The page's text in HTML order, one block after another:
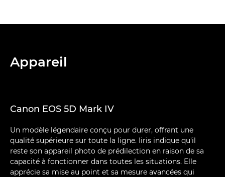
Appareil
Canon EOS 5D Mark IV
Un modèle légendaire conçu pour durer, offrant une
qualité supérieure sur toute la ligne. Iiris indique qu'il
reste son appareil photo de prédilection en raison de sa
capacité à fonctionner dans toutes les situations. Elle
apprécie sa mise au point et sa mesure avancées qui